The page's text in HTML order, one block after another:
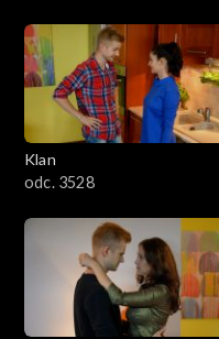
Klan
odc. 3528